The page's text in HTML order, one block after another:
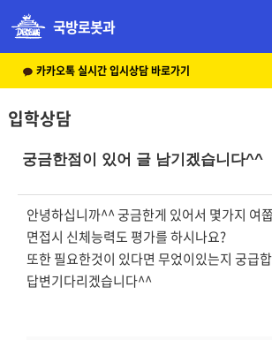
국방로봇과
카카오톡 실시간 입시상담 바로가기
입학상담
궁금한점이 있어 글 남기겠습니다^^
안녕하십니까^^ 궁금한게 있어서 몇가지 여
면접시 신체능력도 평가를 하시나요?
또한 필요한것이 있다면 무었이있는지 궁급
답변기다리겠습니다^^